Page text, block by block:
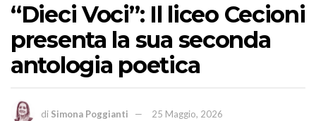
“Dieci Voci”: Il liceo Cecioni
presenta la sua seconda
antologia poetica
di Simona Poggianti 25 Maggio, 2026